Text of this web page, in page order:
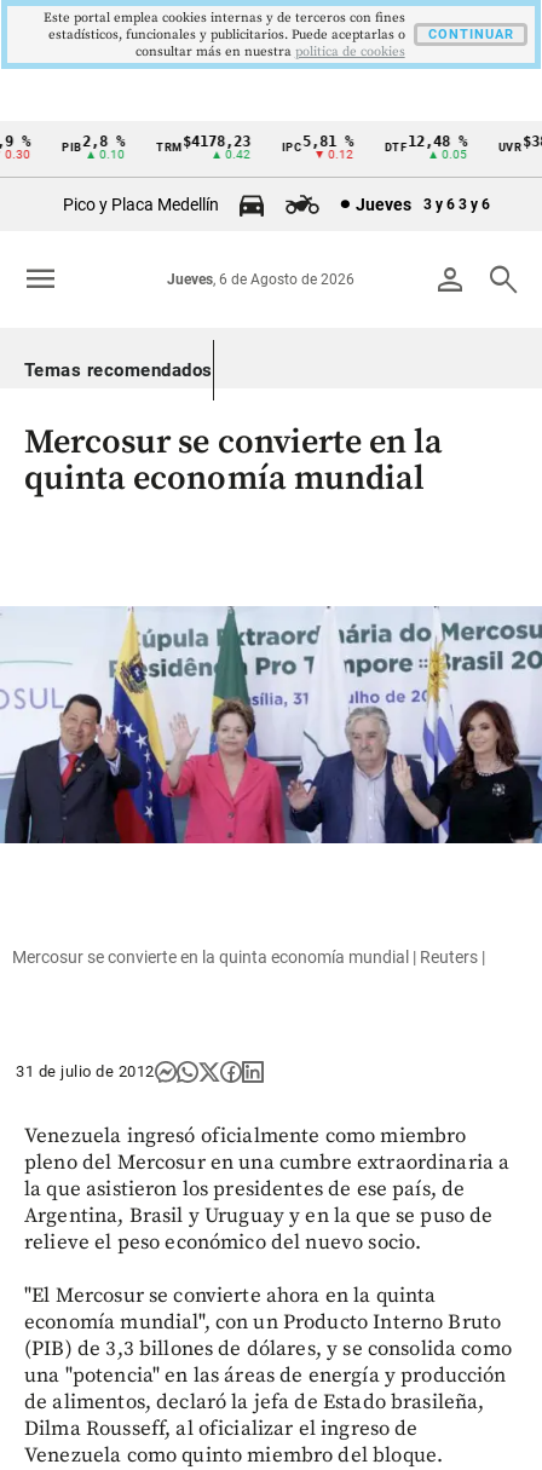
Cintillo
Colombia
2,8 %
▲ 0.10
TRM$4178,23
▲ 0.42
5,81 %
▼ 0.12
DTF12,48 %
▲ 0.05
UVR
Pico y Placa Medellín Jueves 3 y 6 3 y 6
person search
Jueves, 6 de Agosto de 2026
menu
Temas recomendados
Mercosur se convierte en la
quinta economía mundial
Mercosur se convierte en la quinta economía mundial | Reuters |
31 de julio de 2012
Venezuela ingresó oficialmente como miembro
pleno del Mercosur en una cumbre extraordinaria a
la que asistieron los presidentes de ese país, de
Argentina, Brasil y Uruguay y en la que se puso de
relieve el peso económico del nuevo socio.
"El Mercosur se convierte ahora en la quinta
economía mundial", con un Producto Interno Bruto
(PIB) de 3,3 billones de dólares, y se consolida como
una "potencia" en las áreas de energía y producción
de alimentos, declaró la jefa de Estado brasileña,
Dilma Rousseff, al oficializar el ingreso de
Venezuela como quinto miembro del bloque.
Este portal emplea cookies internas y de terceros con fines
estadísticos, funcionales y publicitarios. Puede aceptarlas o
consultar más en nuestra politica de cookies
CONTINUAR